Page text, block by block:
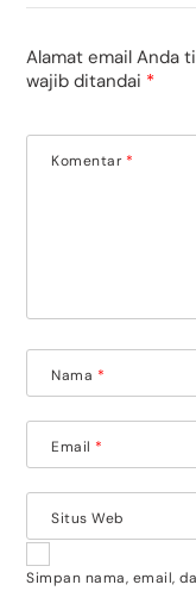
Alamat email Anda
wajib ditandai *
Komentar *
Nama *
Email *
Situs Web
Simpan nama, email,